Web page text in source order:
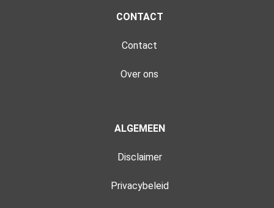
CONTACT
Contact
Over ons
ALGEMEEN
Disclaimer
Privacybeleid